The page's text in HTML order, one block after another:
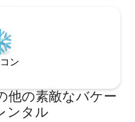
ン
他の素敵なバケー
ンタル